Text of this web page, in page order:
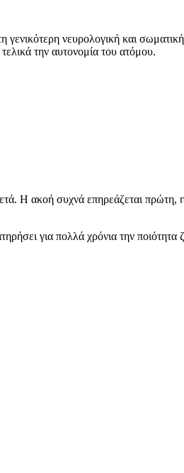
νευρολογική και
την αυτονομία του ατόμου.
Η ακοή συχνά επηρεάζεται
για πολλά χρόνια την ποιότητα